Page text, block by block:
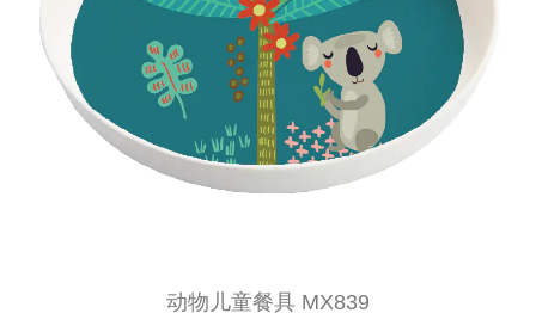
动物儿童餐具 MX839